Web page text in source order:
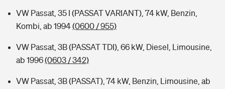
VW Passat, 35 I (PASSAT VARIANT), 74 kW, Benzin,
Kombi, ab 1994(0600 / 955)
VW Passat, 3B (PASSAT TDI), 66 kW, Diesel, Limousine,
ab 1996(0603 / 342)
VW Passat, 3B (PASSAT), 74 kW, Benzin, Limousine, ab